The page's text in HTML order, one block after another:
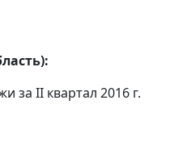
за II квартал 2016 г.